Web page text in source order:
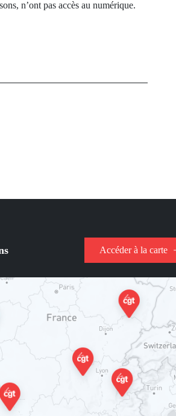
n’ont pas accès au numérique.
Accéder à la carte